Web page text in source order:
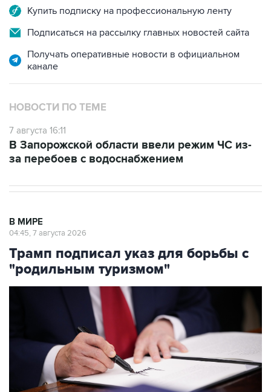
Купить подписку на профессиональную ленту
Подписаться на рассылку главных новостей сайта
Получать оперативные новости в официальном
канале
НОВОСТИ ПО ТЕМЕ
7 августа 16:11
В Запорожской области ввели режим ЧС из-
за перебоев с водоснабжением
В МИРЕ
04:45, 7 августа 2026
Трамп подписал указ для борьбы с
"родильным туризмом"